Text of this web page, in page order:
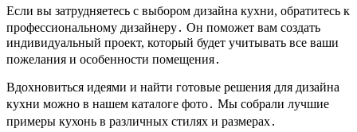
Если вы затрудняетесь с выбором дизайна кухни, обратитесь к
профессиональному дизайнеру․ Он поможет вам создать
индивидуальный проект, который будет учитывать все ваши
пожелания и особенности помещения․
Вдохновиться идеями и найти готовые решения для дизайна
кухни можно в нашем каталоге фото․ Мы собрали лучшие
примеры кухонь в различных стилях и размерах․